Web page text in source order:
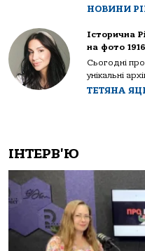
НОВИНИ
Історична
на фото
Сьогодні
унікальні
ТЕТЯНА
ІНТЕРВ'Ю